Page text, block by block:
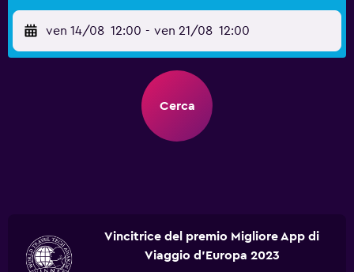
ven 14/08 12:00 - ven 21/08 12:00
Cerca
Vincitrice del premio Migliore App di
Viaggio d'Europa 2023